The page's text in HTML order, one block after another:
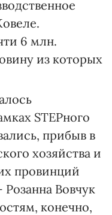
6 млн.
из которых
STEPного
прибыв в
хозяйства и
провинций
Вовчук
конечно,